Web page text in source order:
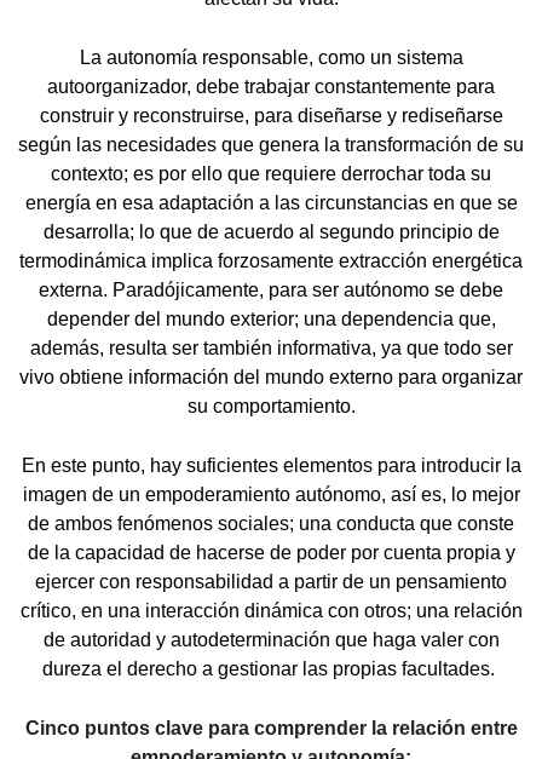
La autonomía responsable, como un sistema
autoorganizador, debe trabajar constantemente para
construir y reconstruirse, para diseñarse y rediseñarse
según las necesidades que genera la transformación de su
contexto; es por ello que requiere derrochar toda su
energía en esa adaptación a las circunstancias en que se
desarrolla; lo que de acuerdo al segundo principio de
termodinámica implica forzosamente extracción energética
externa. Paradójicamente, para ser autónomo se debe
depender del mundo exterior; una dependencia que,
además, resulta ser también informativa, ya que todo ser
vivo obtiene información del mundo externo para organizar
su comportamiento.
En este punto, hay suficientes elementos para introducir la
imagen de un empoderamiento autónomo, así es, lo mejor
de ambos fenómenos sociales; una conducta que conste
de la capacidad de hacerse de poder por cuenta propia y
ejercer con responsabilidad a partir de un pensamiento
crítico, en una interacción dinámica con otros; una relación
de autoridad y autodeterminación que haga valer con
dureza el derecho a gestionar las propias facultades.
Cinco puntos clave para comprender la relación entre